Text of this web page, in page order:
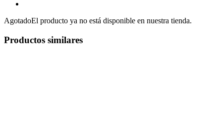
AgotadoEl producto ya no está disponible en nuestra tienda.
Productos similares